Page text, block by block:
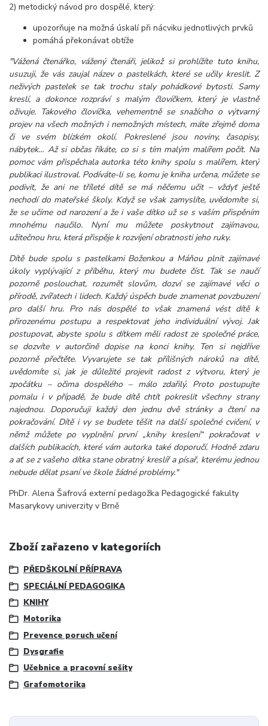
2) metodický návod pro dospělé, který:
upozorňuje na možná úskalí při nácviku jednotlivých prvků
pomáhá překonávat obtíže
"Vážená čtenářko, vážený čtenáři, jelikož si prohlížíte tuto knihu,
usuzuji, že vás zaujal název o pastelkách, které se učily kreslit. Z
neživých pastelek se tak trochu staly pohádkové bytosti. Samy
kreslí, a dokonce rozpráví s malým človíčkem, který je vlastně
oživuje. Takového človíčka, vehementně se snažícího o výtvarný
projev na všech možných i nemožných místech, máte zřejmě doma
či ve svém blízkém okolí. Pokreslené jsou noviny, časopisy,
nábytek… Až si občas říkáte, co si s tím malým malířem počít. Na
pomoc vám přispěchala autorka této knihy spolu s malířem, který
publikaci ilustroval. Podíváte-li se, komu je kniha určena, můžete se
podivit, že ani ne tříleté dítě se má něčemu učit – vždyť ještě
nechodí do mateřské školy. Když se však zamyslíte, uvědomíte si,
že se učíme od narození a že i vaše dítko už se s vaším přispěním
mnohému naučilo. Nyní mu můžete poskytnout zajímavou,
užitečnou hru, která přispěje k rozvíjení obratnosti jeho ruky.
Dítě bude spolu s pastelkami Boženkou a Máňou plnit zajímavé
úkoly vyplývající z příběhu, který mu budete číst. Tak se naučí
pozorně poslouchat, rozumět slovům, dozví se zajímavé věci o
přírodě, zvířatech i lidech. Každý úspěch bude znamenat povzbuzení
pro další hru. Pro nás dospělé to však znamená vést dítě k
přirozenému postupu a respektovat jeho individuální vývoj. Jak
postupovat, abyste spolu s dítkem měli radost ze společné práce,
se dozvíte v autorčině dopise na konci knihy. Ten si nejdříve
pozorně přečtěte. Vyvarujete se tak přílišných nároků na dítě,
uvědomíte si, jak je důležité projevit radost z výtvoru, který je
zpočátku – očima dospělého – málo zdařilý. Proto postupujte
pomalu i v případě, že bude dítě chtít pokreslit všechny strany
najednou. Doporučuji každý den jednu dvě stránky a čtení na
pokračování. Dítě i vy se budete těšit na další společné cvičení, v
němž můžete po vyplnění první „knihy kreslení“ pokračovat v
dalších publikacích, které vám autorka také doporučí. Hodně zdaru
a ať se z vašeho dítka stane obratný kreslíř a písař, kterému jednou
nebude dělat psaní ve škole žádné problémy."
PhDr. Alena Šafrová externí pedagožka Pedagogické fakulty
Masarykovy univerzity v Brně
Zboží zařazeno v kategoriích
PŘEDŠKOLNÍ PŘÍPRAVA
SPECIÁLNÍ PEDAGOGIKA
KNIHY
Motorika
Prevence poruch učení
Dysgrafie
Učebnice a pracovní sešity
Grafomotorika